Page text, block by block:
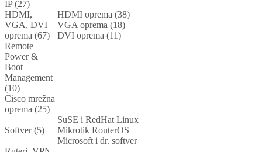
IP (27)
HDMI,
VGA, DVI
oprema (67)
HDMI oprema (38)
VGA oprema (18)
DVI oprema (11)
Remote
Power &
Boot
Management
(10)
Cisco mrežna
oprema (25)
Softver (5)
SuSE i RedHat Linux
Mikrotik RouterOS
Microsoft i dr. softver